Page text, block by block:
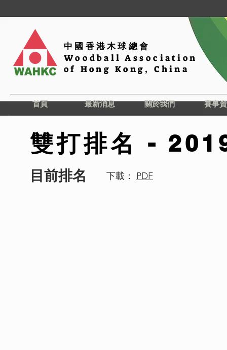
中國香港木球總會
Woodball Association
of Hong Kong, China
雙打排名 -
目前排名 下載： PDF
首頁 最新消息 關於我們 賽事